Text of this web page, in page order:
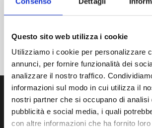
Questo sito web utilizza i cookie
Utilizziamo i cookie per personalizzare
annunci, per fornire funzionalità dei
analizzare il nostro traffico.
informazioni sul modo in cui utilizza il
nostri partner che si occupano di analisi
pubblicità e social media, i quali
con altre informazioni che ha fornito